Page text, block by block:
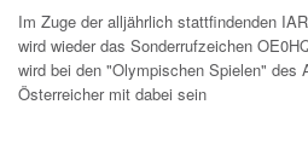
Im Zuge der alljährlich stattfindenden
wird wieder das Sonderrufzeichen
wird bei den "Olympischen Spielen" des
Österreicher mit dabei sein